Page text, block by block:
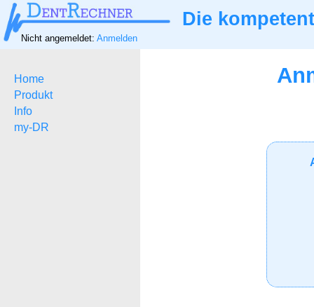
Die
Nicht angemeldet: Anmelden
Home
Produkt
Info
my-DR